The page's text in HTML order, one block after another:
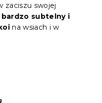
zaciszu swojej
subtelny i
na wsiach i w